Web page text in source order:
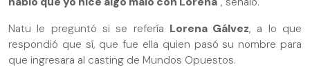
Natu le preguntó si se refería Lorena Gálvez, a lo que
respondió que sí, que fue ella quien pasó su nombre para
que ingresara al casting de Mundos Opuestos.